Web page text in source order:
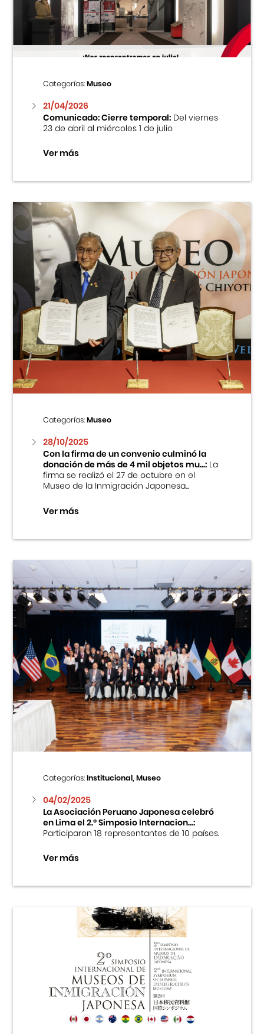
Centro Cultural Peruano Japonés
Museo de la Inmigración Japonesa
Fondo Editorial
Teatro Peruano Japonés
Categorías:Museo
21/04/2026
Comunicado: Cierre temporal:Del viernes
23 de abril al miércoles 1 de julio
Ver más
Categorías:Museo
28/10/2025
Con la firma de un convenio culminó la
donación de más de 4 mil objetos mu...:La
firma se realizó el 27 de octubre en el
Museo de la Inmigración Japonesa...
Ver más
Categorías:Institucional, Museo
04/02/2025
La Asociación Peruano Japonesa celebró
en Lima el 2.º Simposio Internacion...:
Participaron 18 representantes de 10 países.
Ver más